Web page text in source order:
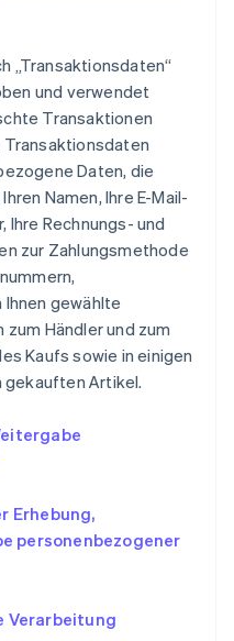
„Transaktionsdaten“
und verwendet
Transaktionen
Daten, die
Namen, Ihre E-Mail-
Ihre Rechnungs- und
zur Zahlungsmethode
gewählte
Händler und zum
Kaufs sowie in einigen
gekauften Artikel.
Erhebung,
personenbezogener
Verarbeitung